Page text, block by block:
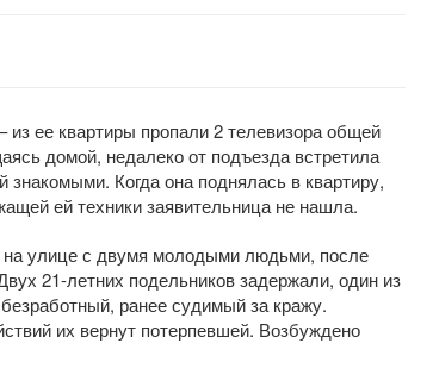
ее квартиры пропали 2 телевизора общей
домой, недалеко от подъезда встретила
Когда она поднялась в квартиру,
ей техники заявительница не нашла.
на улице с двумя молодыми людьми, после
21-летних подельников задержали, один из
ранее судимый за кражу.
их вернут потерпевшей. Возбуждено